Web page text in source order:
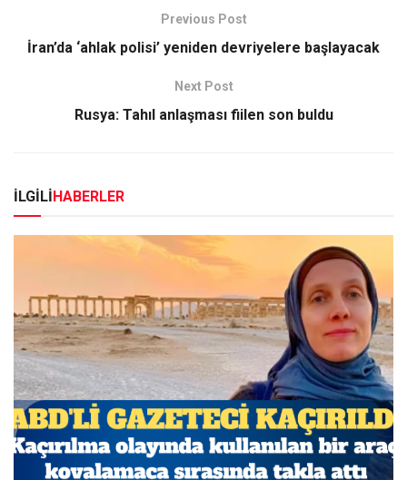
Previous Post
İran’da ‘ahlak polisi’ yeniden devriyelere başlayacak
Next Post
Rusya: Tahıl anlaşması fiilen son buldu
İLGİLİHABERLER